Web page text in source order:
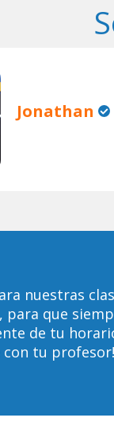
Jonathan
nuestras
para que
de tu
tu profesor!